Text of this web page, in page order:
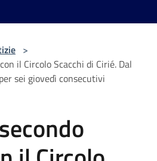
>
il Circolo Scacchi di Cirié. Dal
sei giovedì consecutivi